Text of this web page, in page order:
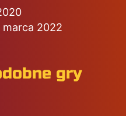
marca 2022
gry